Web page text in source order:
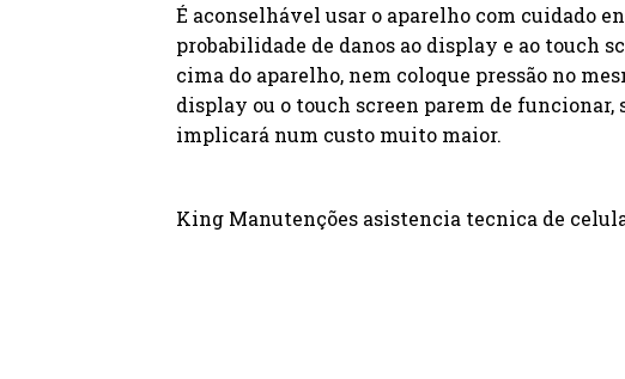
É aconselhável usar o aparelho com cuidado
probabilidade de danos ao display e ao touch
cima do aparelho, nem coloque pressão no
display ou o touch screen parem de funcionar,
implicará num custo muito maior.
King Manutenções asistencia tecnica de